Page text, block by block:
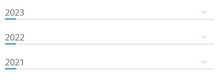
2023
2022
2021